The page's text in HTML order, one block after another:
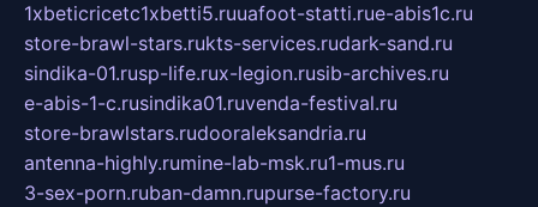
1xbeticricetc1xbetti5.ruuafoot-statti.rue-abis1c.ru
store-brawl-stars.rukts-services.rudark-sand.ru
sindika-01.rusp-life.rux-legion.rusib-archives.ru
e-abis-1-c.rusindika01.ruvenda-festival.ru
store-brawlstars.rudooraleksandria.ru
antenna-highly.rumine-lab-msk.ru1-mus.ru
3-sex-porn.ruban-damn.rupurse-factory.ru